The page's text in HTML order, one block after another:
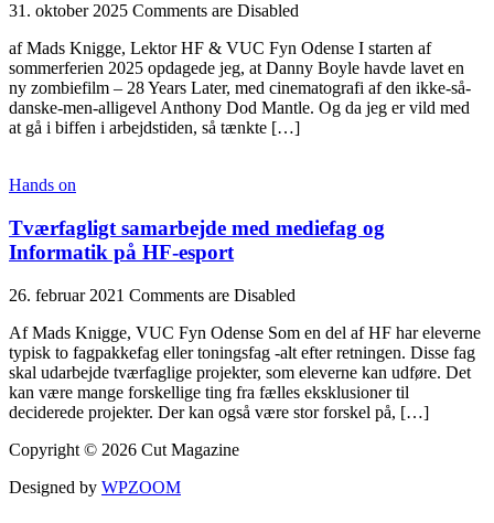
31. oktober 2025 Comments are Disabled
af Mads Knigge, Lektor HF & VUC Fyn Odense I starten af
sommerferien 2025 opdagede jeg, at Danny Boyle havde lavet en
ny zombiefilm – 28 Years Later, med cinematografi af den ikke-så-
danske-men-alligevel Anthony Dod Mantle. Og da jeg er vild med
at gå i biffen i arbejdstiden, så tænkte […]
Hands on
Tværfagligt samarbejde med mediefag og
Informatik på HF-esport
26. februar 2021 Comments are Disabled
Af Mads Knigge, VUC Fyn Odense Som en del af HF har eleverne
typisk to fagpakkefag eller toningsfag -alt efter retningen. Disse fag
skal udarbejde tværfaglige projekter, som eleverne kan udføre. Det
kan være mange forskellige ting fra fælles eksklusioner til
deciderede projekter. Der kan også være stor forskel på, […]
Copyright © 2026 Cut Magazine
Designed by WPZOOM